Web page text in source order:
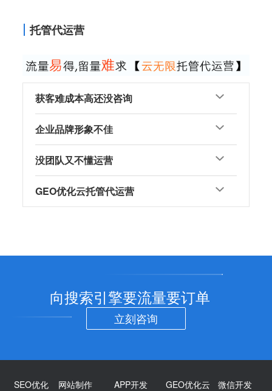
托管代运营
获客难成本高还没咨询
企业品牌形象不佳
没团队又不懂运营
GEO优化云托管代运营
向搜索引擎要流量要订单
立刻咨询
SEO优化 网站制作 APP开发 GEO优化云 微信开发